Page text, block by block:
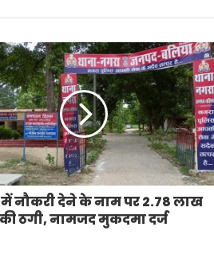
में नौकरी देने के नाम पर 2.78 लाख
की ठगी, नामजद मुकदमा दर्ज